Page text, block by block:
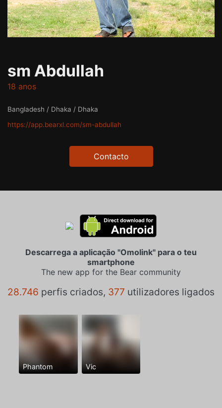
sm Abdullah
18 anos
Bangladesh / Dhaka / Dhaka
https://app.bearxl.com/sm-abdullah
Contacto
Descarrega a aplicação "Omolink" para o teu
smartphone
The new app for the Bear community
28.746 perfis criados, 377 utilizadores ligados
Phantom Vic